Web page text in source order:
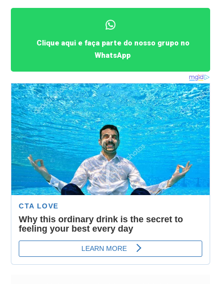
Clique aqui e faça parte do nosso grupo no
WhatsApp